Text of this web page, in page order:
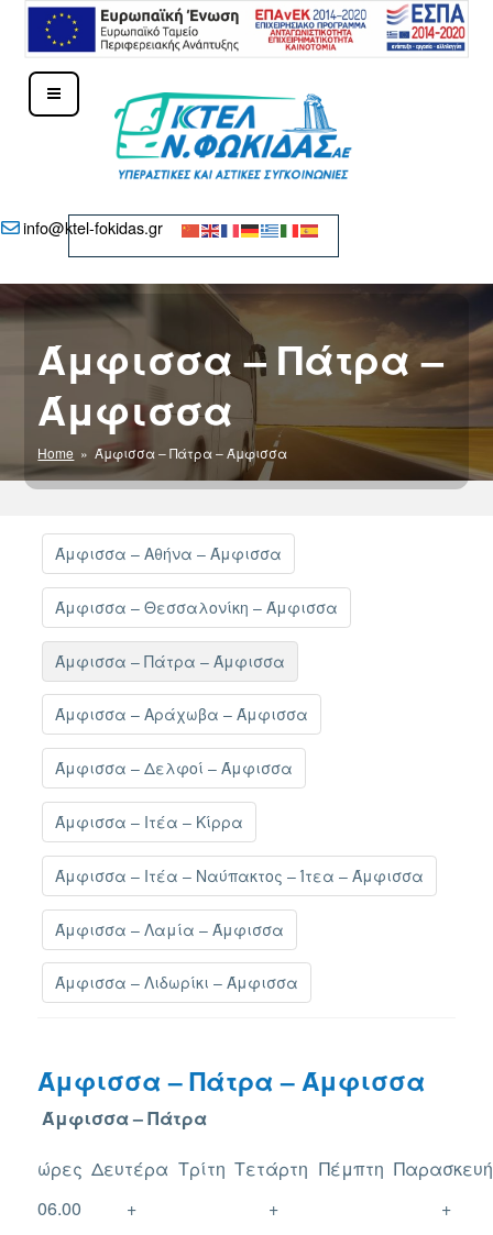
Μετάβαση
ΚΤΕΛ Ν. ΦΩΚΊΔΑΣ – ΔΕΛΦΟΊ
info@ktel-fokidas.gr
Άμφισσα – Πάτρα –
Άμφισσα
Home » Άμφισσα – Πάτρα – Άμφισσα
Άμφισσα – Αθήνα – Άμφισσα
Άμφισσα – Θεσσαλονίκη – Άμφισσα
Άμφισσα – Πάτρα – Άμφισσα
Άμφισσα – Αράχωβα – Άμφισσα
Άμφισσα – Δελφοί – Άμφισσα
Άμφισσα – Ιτέα – Κίρρα
Άμφισσα – Ιτέα – Ναύπακτος – Ίτεα – Άμφισσα
Άμφισσα – Λαμία – Άμφισσα
Άμφισσα – Λιδωρίκι – Άμφισσα
Άμφισσα – Πάτρα – Άμφισσα
Άμφισσα – Πάτρα
ώρες Δευτέρα Τρίτη Τετάρτη Πέμπτη Παρασκευή
06.00
+ +
+